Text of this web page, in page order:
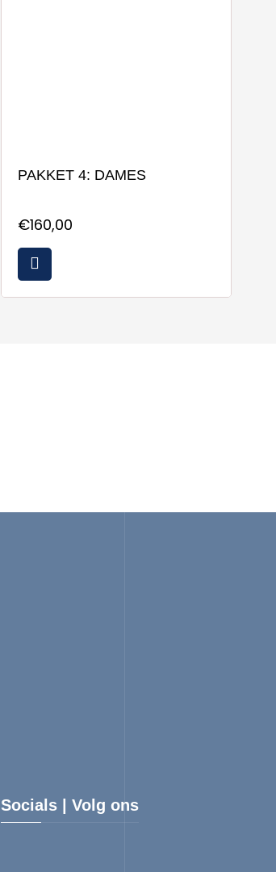
PAKKET 4: DAMES
€160,00
Socials | Volg ons